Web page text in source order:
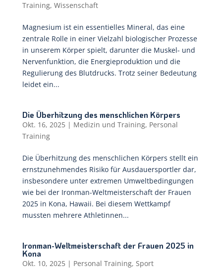
Training, Wissenschaft
Magnesium ist ein essentielles Mineral, das eine
zentrale Rolle in einer Vielzahl biologischer Prozesse
in unserem Körper spielt, darunter die Muskel- und
Nervenfunktion, die Energieproduktion und die
Regulierung des Blutdrucks. Trotz seiner Bedeutung
leidet ein...
Die Überhitzung des menschlichen Körpers
Okt. 16, 2025| Medizin und Training, Personal
Training
Die Überhitzung des menschlichen Körpers stellt ein
ernstzunehmendes Risiko für Ausdauersportler dar,
insbesondere unter extremen Umweltbedingungen
wie bei der Ironman-Weltmeisterschaft der Frauen
2025 in Kona, Hawaii. Bei diesem Wettkampf
mussten mehrere Athletinnen...
Ironman-Weltmeisterschaft der Frauen 2025 in
Kona
Okt. 10, 2025| Personal Training, Sport